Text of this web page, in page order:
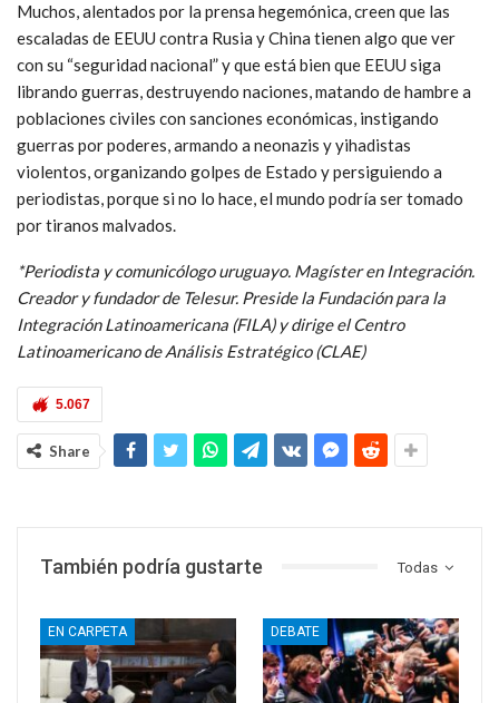
Muchos, alentados por la prensa hegemónica, creen que las
escaladas de EEUU contra Rusia y China tienen algo que ver
con su “seguridad nacional” y que está bien que EEUU siga
librando guerras, destruyendo naciones, matando de hambre a
poblaciones civiles con sanciones económicas, instigando
guerras por poderes, armando a neonazis y yihadistas
violentos, organizando golpes de Estado y persiguiendo a
periodistas, porque si no lo hace, el mundo podría ser tomado
por tiranos malvados.
*Periodista y comunicólogo uruguayo. Magíster en Integración.
Creador y fundador de Telesur. Preside la Fundación para la
Integración Latinoamericana (FILA) y dirige elCentro
Latinoamericano de Análisis Estratégico (CLAE)
5.067
Share
Todas
También podría gustarte
EN CARPETA DEBATE